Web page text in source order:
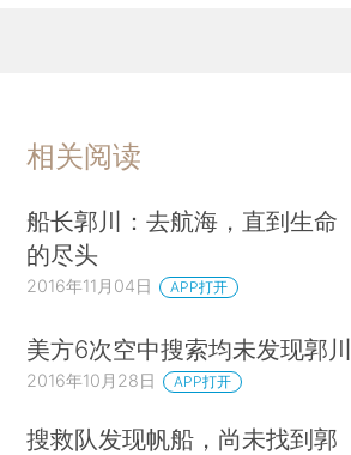
相关阅读
船长郭川：去航海，直到生命
的尽头
2016年11月04日 APP打开
美方6次空中搜索均未发现郭川
2016年10月28日 APP打开
搜救队发现帆船，尚未找到郭